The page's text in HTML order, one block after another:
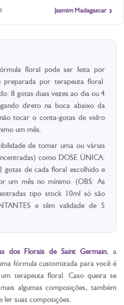
Jasmim Madagascar ›
floral pode ser feita por
preparada por terapeuta floral.
8 gotas duas vezes ao dia ou 4
direto na boca abaixo da
tocar o conta-gotas de vidro
um mês.
de tomar uma ou várias
como DOSE ÚNICA:
gotas de cada floral escolhido e
um mês no mínimo. (OBS: As
tipo stock 10ml só são
e têm validade de 5
dos Florais de Saint Germain, a
fórmula customizada para você é
terapeuta floral. Caso queira se
algumas composições, também
ler suas composições.